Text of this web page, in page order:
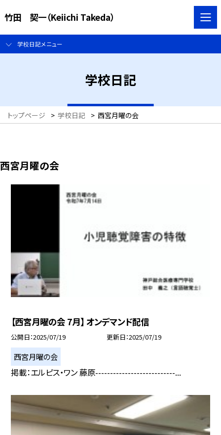
竹田 契一（Keiichi Takeda）
学校日記メニュー
学校日記
トップページ > 学校日記 > 西宮月曜の会
西宮月曜の会
【西宮月曜の会 7月】 オンデマンド配信
公開日 2025/07/19 更新日 2025/07/19
西宮月曜の会
掲載：エルピス・ワン 藤原---------------------------...